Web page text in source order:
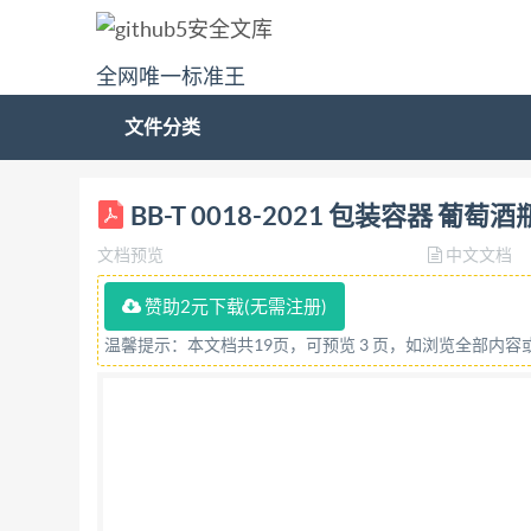
全网唯一标准王
文件分类
ICS81.040.01 BB N 64 中华人民共和国包装
行业标准信息服务平台 2021-04-19发布
的规则起草。 本标准代替BB/T0018—2000《
色分类（3.1）； 增加了按盛装葡萄酒类别进
格尺寸、厚度表，改为容量及误差表（见
算式（见4.1.3，2000年版的4.2.2.2）； 增加
了瓶身凸度、瓶身凹度要求（4.1.6）； 增加
缝线凸出量数值（见4.1.10，2000年版的
要求（见4.2，2000年版的4.1）； 增加了葡
年版的4.3）； 修改了容量测试方法（见
BB-T 0018-2021 包装容器 葡萄酒
文档预览 中文文档
赞助2元下载(无需注册)
温馨提示：本文档共19页，可预览 3 页，如浏览全部内